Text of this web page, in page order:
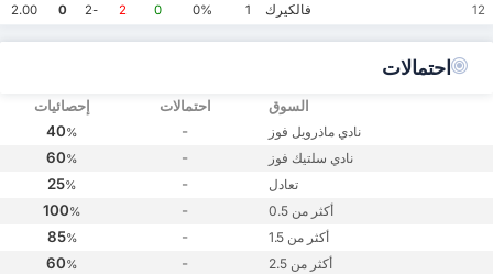
12
فالكيرك 1
0%
0
2
-2
0
2.00
احتمالات
السوق احتمالات إحصائيات
نادي ماذرويل فوز -
40%
نادي سلتيك فوز -
60%
تعادل -
25%
أكثر من 0.5 -
100%
أكثر من 1.5 -
85%
أكثر من 2.5 -
60%